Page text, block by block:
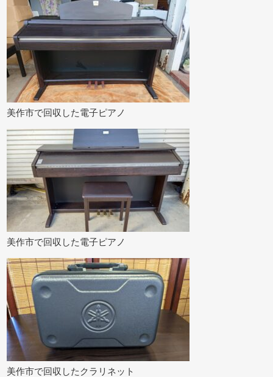
美作市で回収した電子ピアノ
美作市で回収した電子ピアノ
美作市で回収したクラリネット